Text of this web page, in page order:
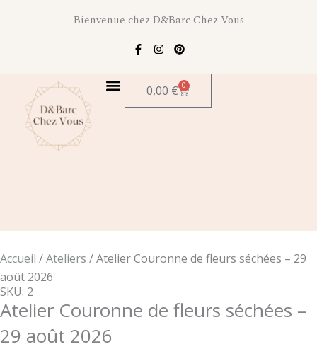
Bienvenue chez D&Barc Chez Vous
F
a
e
o
I
n
t
a
g
r
P
i
t
e
r
e
0,00 € 0
Panier
Accueil /Ateliers / Atelier Couronne de fleurs séchées – 29
août 2026
SKU: 2
Atelier Couronne de fleurs séchées –
29 août 2026